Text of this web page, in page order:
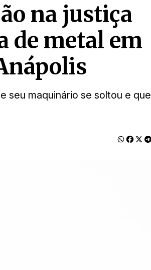
na justiça
de metal em
seu maquinário se soltou e que